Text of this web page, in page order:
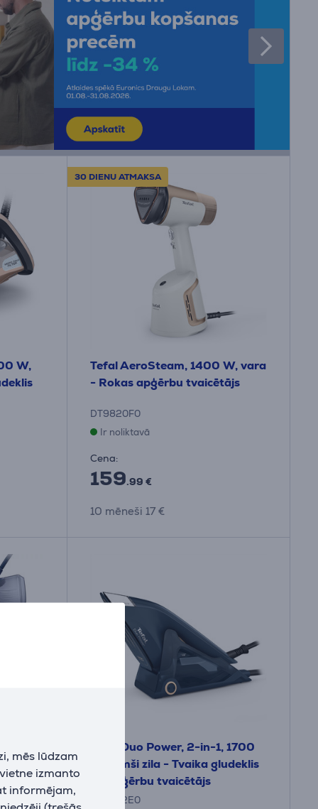
mēs lūdzam
izmanto
informējam,
W,
30 DIENU ATMAKSA
Tefal AeroSteam, 1400 W, vara
- Rokas apģērbu tvaicētājs
DT9820F0
Ir noliktavā
Cena:
159.99 €
10 mēneši 17 €
Tefal Duo Power, 2-in-1, 1700
W, tumši zila - Tvaika gludeklis
un apģērbu tvaicētājs
JF4032E0